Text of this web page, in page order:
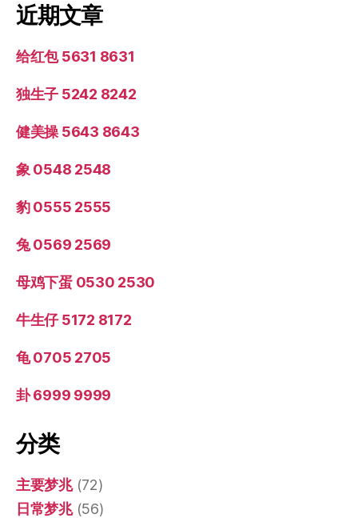
近期文章
给红包 5631 8631
独生子 5242 8242
健美操 5643 8643
象 0548 2548
豹 0555 2555
兔 0569 2569
母鸡下蛋 0530 2530
牛生仔 5172 8172
龟 0705 2705
卦 6999 9999
分类
主要梦兆(72)
日常梦兆(56)